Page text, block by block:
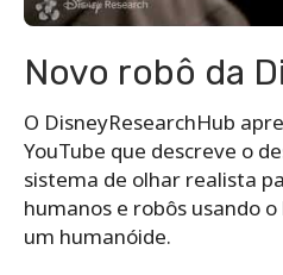
Novo robô da
O DisneyResearchHub
YouTube que descreve o
sistema de olhar realista
humanos e robôs usando
um humanóide.